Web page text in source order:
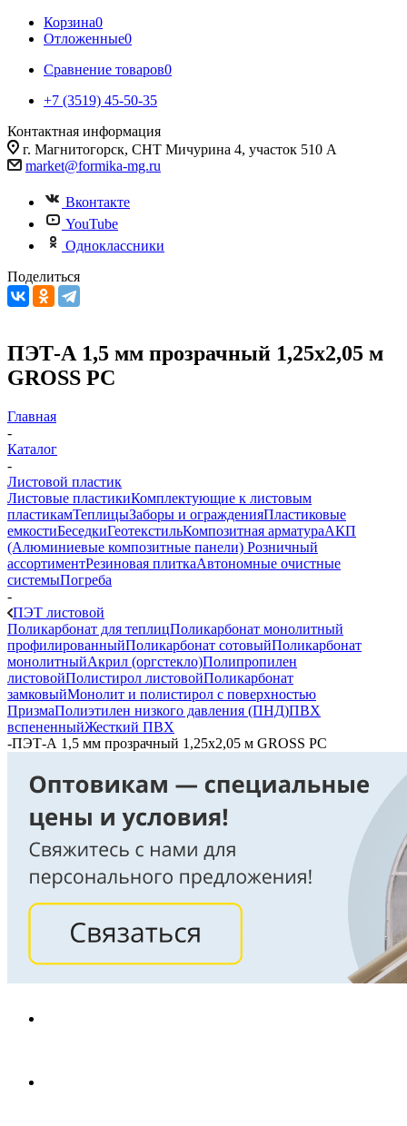
Корзина0
Отложенные0
Сравнение товаров0
+7 (3519) 45-50-35
Контактная информация
г. Магнитогорск, СНТ Мичурина 4, участок 510 А
market@formika-mg.ru
Вконтакте
YouTube
Одноклассники
Поделиться
ПЭТ-А 1,5 мм прозрачный 1,25х2,05 м
GROSS PC
Главная
-
Каталог
-
Листовой пластик
Листовые пластикиКомплектующие к листовым
пластикамТеплицыЗаборы и огражденияПластиковые
емкостиБеседкиГеотекстильКомпозитная арматураАКП
(Алюминиевые композитные панели) Розничный
ассортиментРезиновая плиткаАвтономные очистные
системыПогреба
-
ПЭТ листовой
Поликарбонат для теплицПоликарбонат монолитный
профилированныйПоликарбонат сотовыйПоликарбонат
монолитныйАкрил (оргстекло)Полипропилен
листовойПолистирол листовойПоликарбонат
замковыйМонолит и полистирол с поверхностью
ПризмаПолиэтилен низкого давления (ПНД)ПВХ
вспененныйЖесткий ПВХ
-ПЭТ-А 1,5 мм прозрачный 1,25х2,05 м GROSS PC